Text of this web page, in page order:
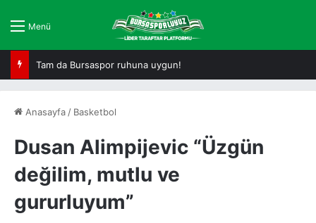
Menü
Tam da Bursaspor ruhuna uygun!
Anasayfa / Basketbol
Dusan Alimpijevic “Üzgün
değilim, mutlu ve
gururluyum”